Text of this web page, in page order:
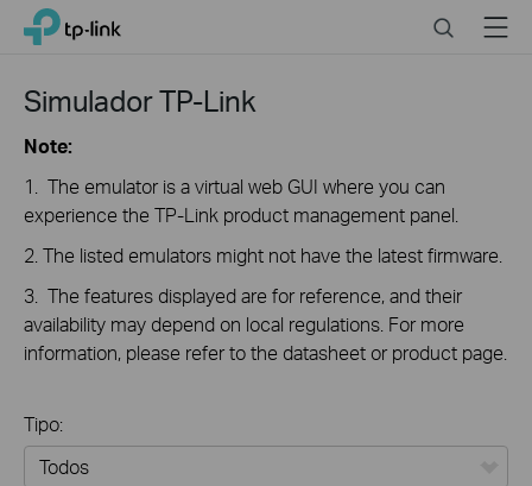
Click
navigation
TP-Link, Reliably Smart SearchMenu
Simulador TP-Link
Note:
1. The emulator is a virtual web GUI where you can
experience the TP-Link product management panel.
2. The listed emulators might not have the latest firmware.
3. The features displayed are for reference, and their
availability may depend on local regulations. For more
information, please refer to the datasheet or product page.
Tipo: